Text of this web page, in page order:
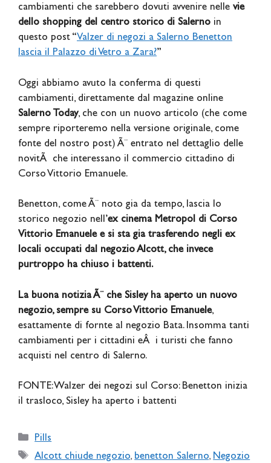
cambiamenti che sarebbero dovuti avvenire nelle vie
dello shopping del centro storico di Salerno in
questo post “Valzer di negozi a Salerno Benetton
lascia il Palazzo di Vetro a Zara?”
Oggi abbiamo avuto la conferma di questi
cambiamenti, direttamente dal magazine online
Salerno Today, che con un nuovo articolo (che come
sempre riporteremo nella versione originale, come
fonte del nostro post) Ã¨ entrato nel dettaglio delle
novitÃ che interessano il commercio cittadino di
Corso Vittorio Emanuele.
Benetton, come Ã¨ noto gia da tempo, lascia lo
storico negozio nell’ex cinema Metropol di Corso
Vittorio Emanuele e si sta gia trasferendo negli ex
locali occupati dal negozio Alcott, che invece
purtroppo ha chiuso i battenti.
La buona notizia Ã¨ che Sisley ha aperto un nuovo
negozio, sempre su Corso Vittorio Emanuele,
esattamente di fornte al negozio Bata. Insomma tanti
cambiamenti per i cittadini eÂ i turisti che fanno
acquisti nel centro di Salerno.
FONTE: Walzer dei negozi sul Corso: Benetton inizia
il trasloco, Sisley ha aperto i battenti
Categories
Pills
Tags
Alcott chiude negozio, benetton Salerno, Negozio